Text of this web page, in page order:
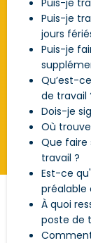
Puis-je
Puis-je
jours
Puis-je
Qu’est-
de travail
Dois-je
Où
Que faire
travail ?
Est-ce
préalable
À quoi
poste de